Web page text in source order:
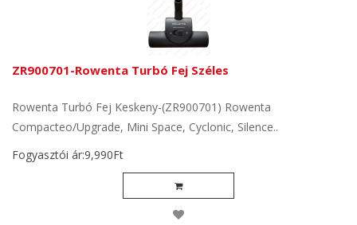
ZR900701-Rowenta Turbó Fej Széles
Rowenta Turbó Fej Keskeny-(ZR900701) Rowenta
Compacteo/Upgrade, Mini Space, Cyclonic, Silence..
Fogyasztói ár:9,990Ft